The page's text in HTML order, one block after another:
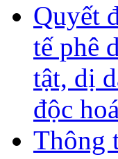
Quyết
tế phê
tật, dị
độc
Thông